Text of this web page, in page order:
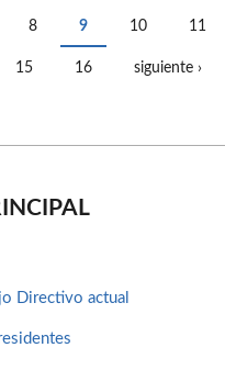
8 9 10 11
15 16 siguiente ›
Directivo actual